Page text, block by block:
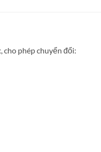
cho phép chuyển đổi: